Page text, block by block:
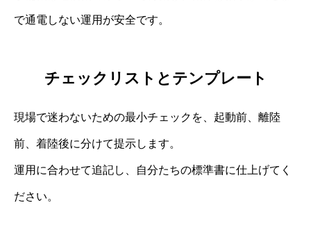
で通電しない運用が安全です。
チェックリストとテンプレート
現場で迷わないための最小チェックを、起動前、離陸
前、着陸後に分けて提示します。
運用に合わせて追記し、自分たちの標準書に仕上げてく
ださい。